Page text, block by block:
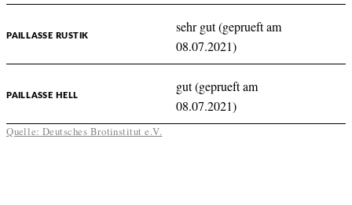
PAILLASSE RUSTIK
sehr gut (geprueft am
08.07.2021)
PAILLASSE HELL
gut (geprueft am
08.07.2021)
Quelle: Deutsches Brotinstitut e.V.